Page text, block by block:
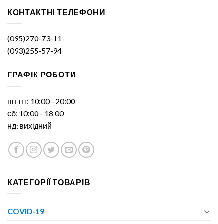
КОНТАКТНІ ТЕЛЕФОНИ
(095)270-73-11
(093)255-57-94
ГРАФІК РОБОТИ
пн-пт: 10:00 - 20:00
сб: 10:00 - 18:00
нд: вихідний
КАТЕГОРІЇ ТОВАРІВ
COVID-19